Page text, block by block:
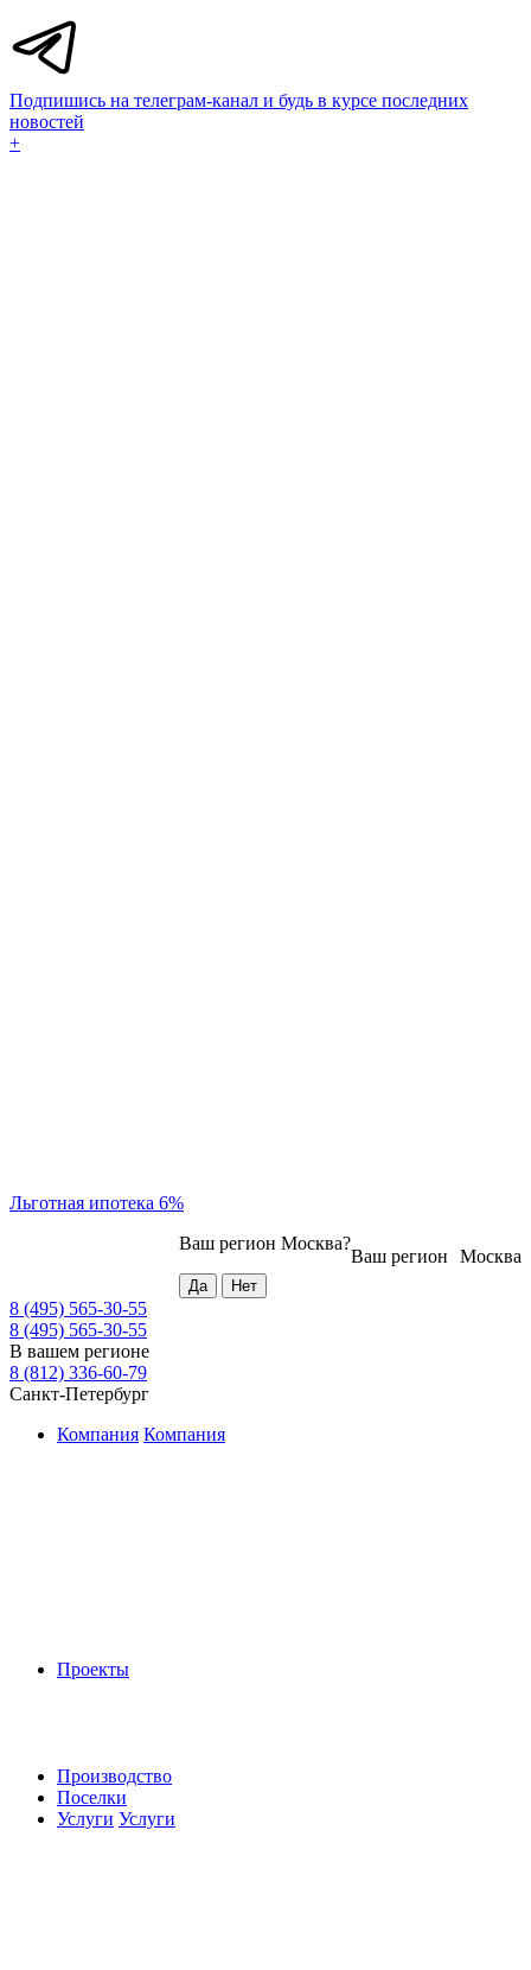
Подпишись на телеграм-канал и будь в курсе последних
новостей
+
Льготная ипотека 6%
Москва
Ваш регион
Ваш регион Москва?
8 (495) 565-30-55
8 (495) 565-30-55
В вашем регионе
8 (812) 336-60-79
Санкт-Петербург
Компания Компания
Проекты
Производство
Поселки
Услуги Услуги